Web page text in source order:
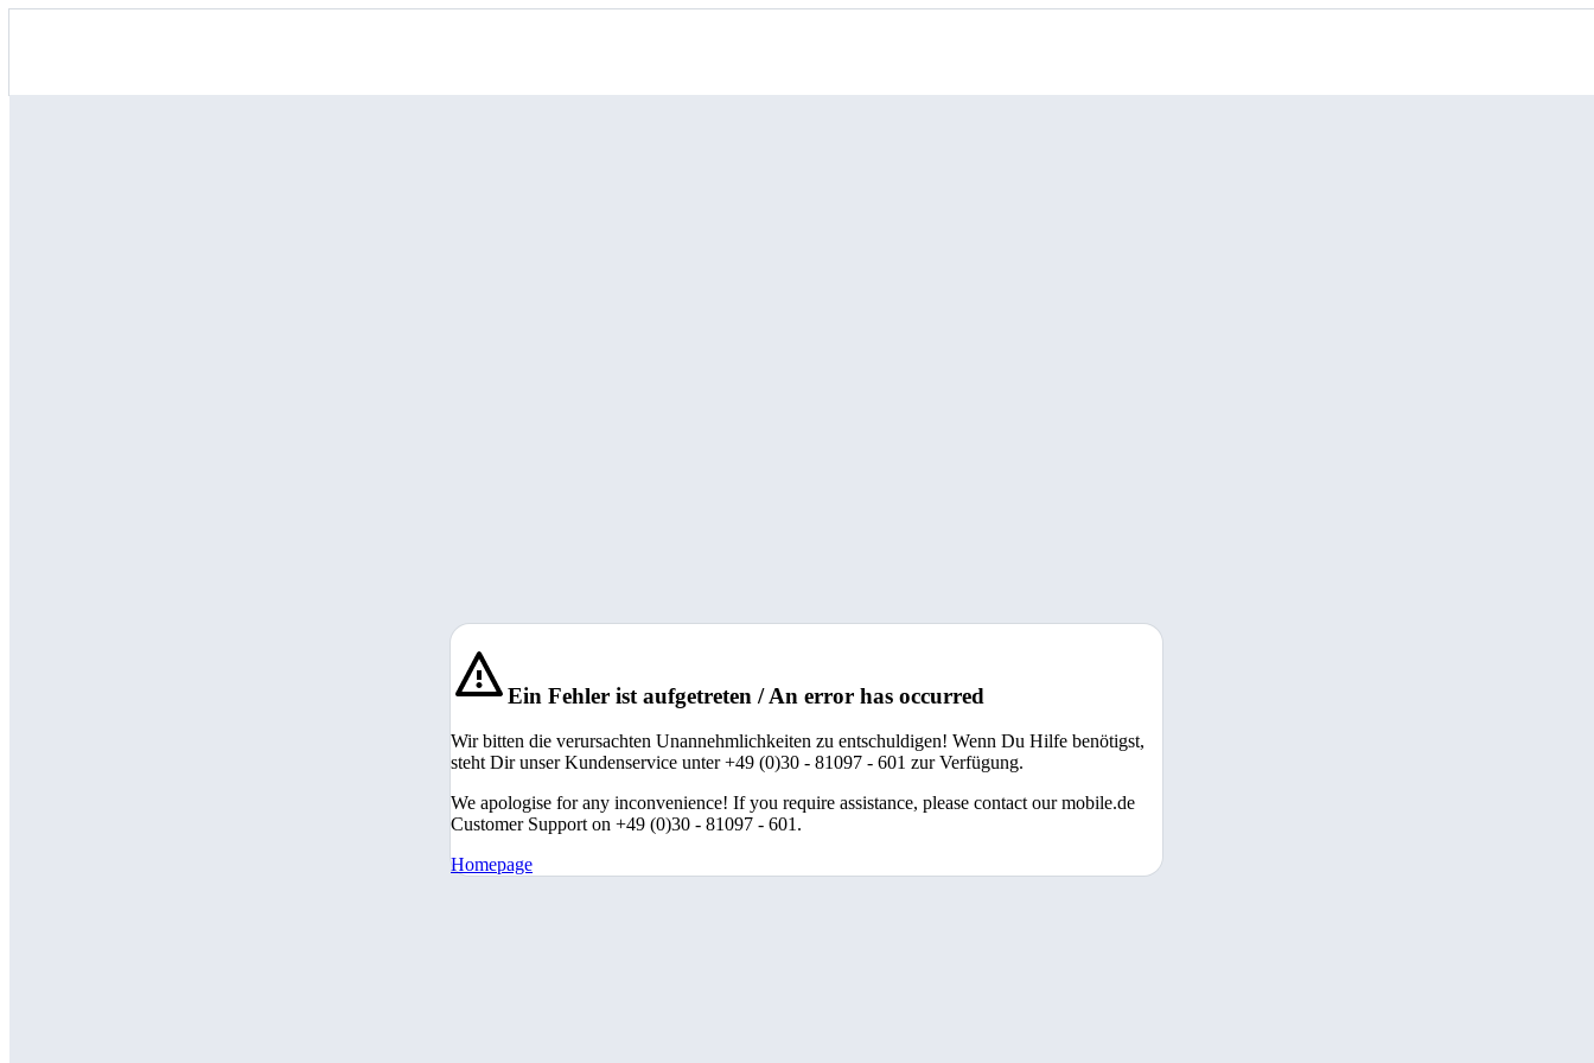
Ein Fehler ist aufgetreten / An error has occurred
Wir bitten die verursachten Unannehmlichkeiten zu entschuldigen! Wenn Du Hilfe benötigst,
steht Dir unser Kundenservice unter +49 (0)30 - 81097 - 601 zur Verfügung.
We apologise for any inconvenience! If you require assistance, please contact our mobile.de
Customer Support on +49 (0)30 - 81097 - 601.
Homepage